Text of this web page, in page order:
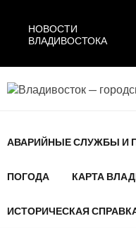
навигации
содержимому
НОВОСТИ
ВЛАДИВОСТОКА
АВАРИЙНЫЕ СЛУЖБЫ И
ПОГОДА КАРТА
ИСТОРИЧЕСКАЯ